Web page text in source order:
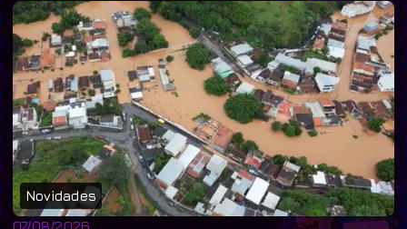
Novidades